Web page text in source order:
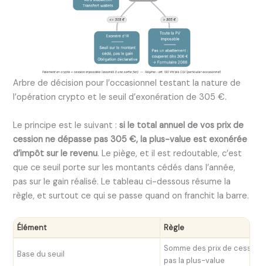
Arbre de décision pour l’occasionnel testant la nature de
l’opération crypto et le seuil d’exonération de 305 €.
Le principe est le suivant :si le total annuel de vos prix de
cession ne dépasse pas 305 €, la plus-value est exonérée
d’impôt sur le revenu. Le piège, et il est redoutable, c’est
que ce seuil porte sur les montants cédés dans l’année,
pas sur le gain réalisé. Le tableau ci-dessous résume la
règle, et surtout ce qui se passe quand on franchit la barre.
Élément Règle
Base du seuil
Somme des prix de cession
pas la plus-value